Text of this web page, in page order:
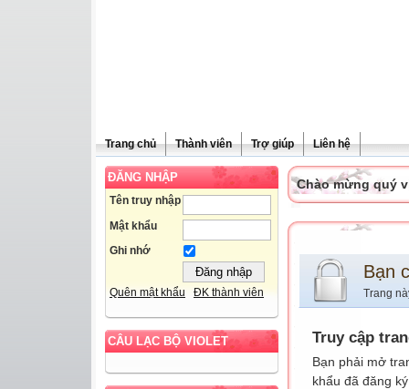
Trang chủ Thành viên Trợ giúp Liên hệ
ĐĂNG NHẬP
Tên truy nhập
Mật khẩu
Ghi nhớ
Quên mật khẩu ĐK thành viên
CÂU LẠC BỘ VIOLET
Chào mừng quý
Bạn
Trang
Truy cập
Bạn phải mở
khẩu đã đăng